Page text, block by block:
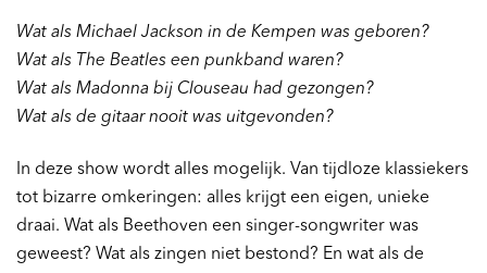
Wat als Michael Jackson in de Kempen was geboren?
Wat als The Beatles een punkband waren?
Wat als Madonna bij Clouseau had gezongen?
Wat als de gitaar nooit was uitgevonden?
In deze show wordt alles mogelijk. Van tijdloze klassiekers
tot bizarre omkeringen: alles krijgt een eigen, unieke
draai. Wat als Beethoven een singer-songwriter was
geweest? Wat als zingen niet bestond? En wat als de